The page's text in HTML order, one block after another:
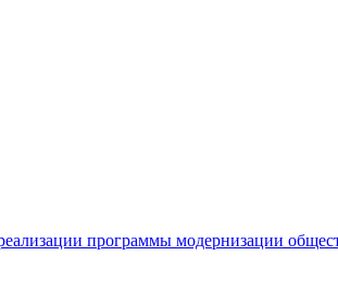
программы модернизации